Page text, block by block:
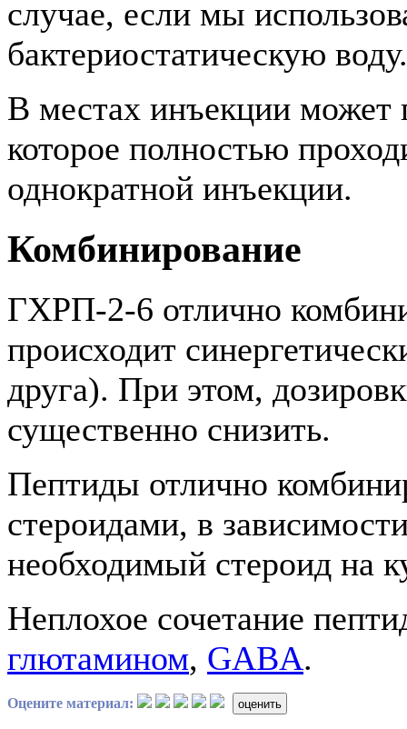
случае, если мы
бактериостатическую воду.
В местах инъекции может
которое полностью
однократной инъекции.
Комбинирование
ГХРП-2-6 отлично
происходит
друга). При этом,
существенно снизить.
Пептиды отлично
стероидами, в
необходимый стероид на
Неплохое сочетание
глютамином, GABA.
Оцените материал: оценить